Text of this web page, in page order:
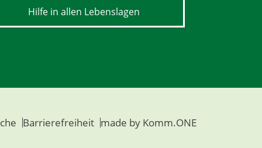
Hilfe in allen Lebenslagen
Barrierefreiheit made by Komm.ONE